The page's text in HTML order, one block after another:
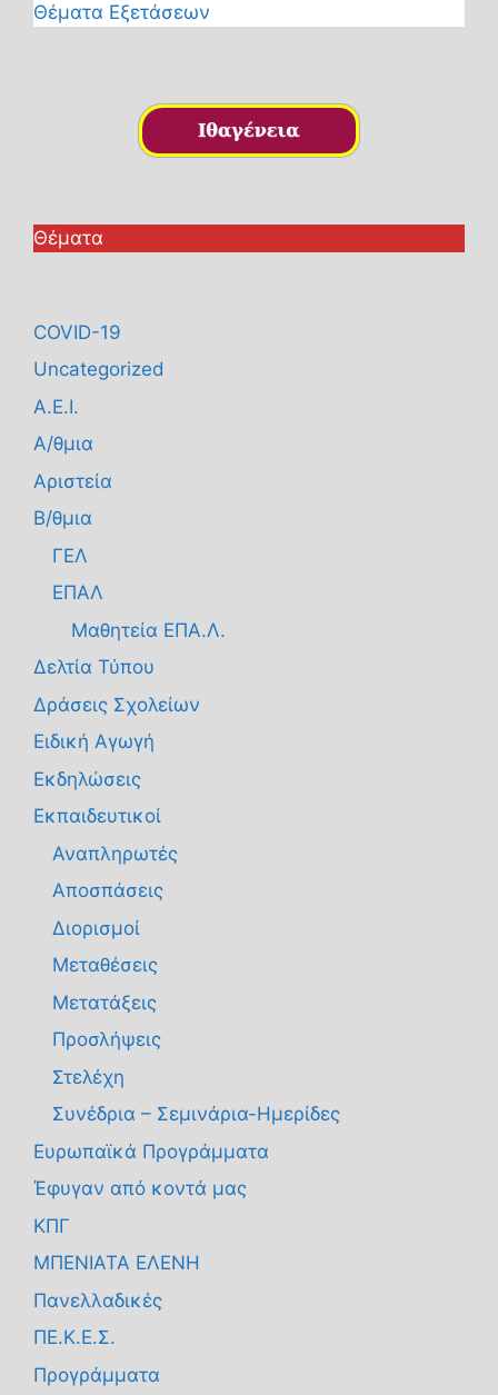
Θέματα Εξετάσεων
Θέματα
COVID-19
Uncategorized
Α.Ε.Ι.
Α/θμια
Αριστεία
Β/θμια
ΓΕΛ
ΕΠΑΛ
Μαθητεία ΕΠΑ.Λ.
Δελτία Τύπου
Δράσεις Σχολείων
Ειδική Αγωγή
Εκδηλώσεις
Εκπαιδευτικοί
Αναπληρωτές
Αποσπάσεις
Διορισμοί
Μεταθέσεις
Μετατάξεις
Προσλήψεις
Στελέχη
Συνέδρια – Σεμινάρια-Ημερίδες
Ευρωπαϊκά Προγράμματα
Έφυγαν από κοντά μας
ΚΠΓ
ΜΠΕΝΙΑΤΑ ΕΛΕΝΗ
Πανελλαδικές
ΠΕ.Κ.Ε.Σ.
Προγράμματα